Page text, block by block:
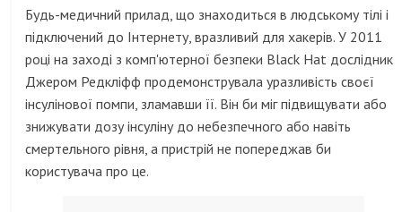
Будь-медичний прилад, що знаходиться в людському тілі і
підключений до Інтернету, вразливий для хакерів. У 2011
році на заході з комп'ютерної безпеки Black Hat дослідник
Джером Редкліфф продемонструвала уразливість своєї
інсулінової помпи, зламавши її. Він би міг підвищувати або
знижувати дозу інсуліну до небезпечного або навіть
смертельного рівня, а пристрій не попереджав би
користувача про це.